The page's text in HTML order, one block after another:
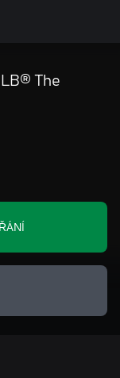
The